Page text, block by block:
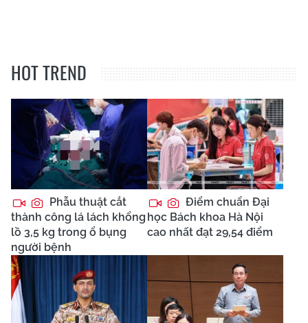
HOT TREND
Phẫu thuật cắt
thành công lá lách khổng
lồ 3,5 kg trong ổ bụng
người bệnh
Điểm chuẩn Đại
học Bách khoa Hà Nội
cao nhất đạt 29,54 điểm